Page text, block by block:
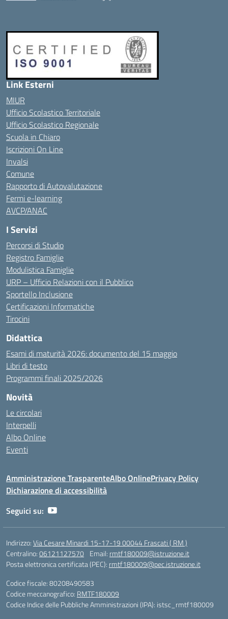
Link Esterni
MIUR
Ufficio Scolastico Territoriale
Ufficio Scolastico Regionale
Scuola in Chiaro
Iscrizioni On Line
Invalsi
Comune
Rapporto di Autovalutazione
Fermi e-learning
AVCP/ANAC
I Servizi
Percorsi di Studio
Registro Famiglie
Modulistica Famiglie
URP – Ufficio Relazioni con il Pubblico
Sportello Inclusione
Certificazioni Informatiche
Tirocini
Didattica
Esami di maturità 2026: documento del 15 maggio
Libri di testo
Programmi finali 2025/2026
Novità
Le circolari
Interpelli
Albo Online
Eventi
Amministrazione TrasparenteAlbo OnlinePrivacy Policy
Dichiarazione di accessibilità
Seguici su:
Indirizzo:Via Cesare Minardi 15-17-19 00044 Frascati ( RM )
Centralino:06121127570 Email: rmtf180009@istruzione.it
Posta elettronica certificata (PEC): rmtf180009@pec.istruzione.it
Codice fiscale: 80208490583
Codice meccanografico: RMTF180009
Codice Indice delle Pubbliche Amministrazioni (IPA): istsc_rmtf180009